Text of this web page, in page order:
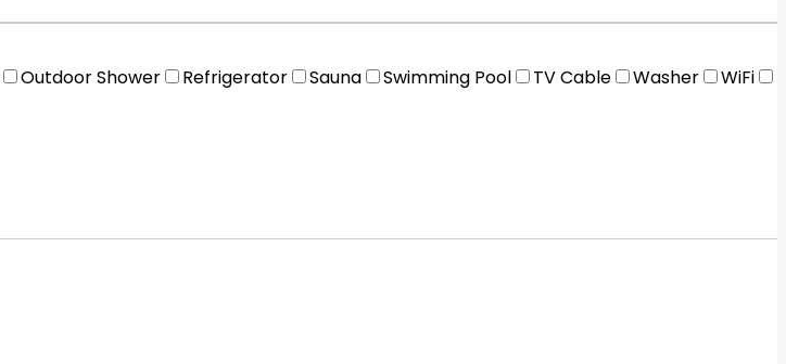
Outdoor Shower Refrigerator Sauna Swimming Pool TV Cable Washer
WiFi